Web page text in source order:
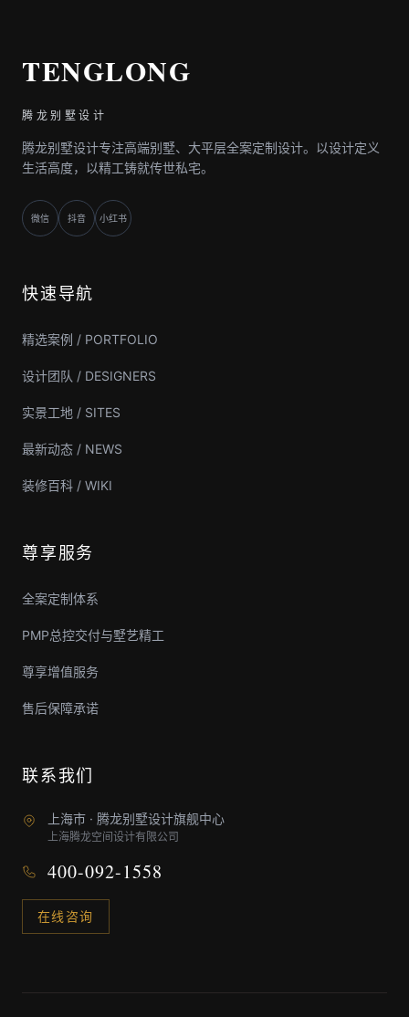
TENGLONG
腾龙别墅设计
腾龙别墅设计专注高端别墅、大平层全案定制设计。以设计定义
生活高度，以精工铸就传世私宅。
微信 抖音 小红书
快速导航
精选案例 / PORTFOLIO
设计团队 / DESIGNERS
实景工地 / SITES
最新动态 / NEWS
装修百科 / WIKI
尊享服务
全案定制体系
PMP总控交付与墅艺精工
尊享增值服务
售后保障承诺
联系我们
上海市 · 腾龙别墅设计旗舰中心
上海腾龙空间设计有限公司
400-092-1558
在线咨询